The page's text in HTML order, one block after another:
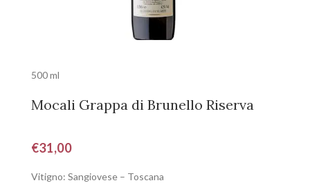
500 ml
Mocali Grappa di Brunello Riserva
€31,00
Vitigno: Sangiovese – Toscana